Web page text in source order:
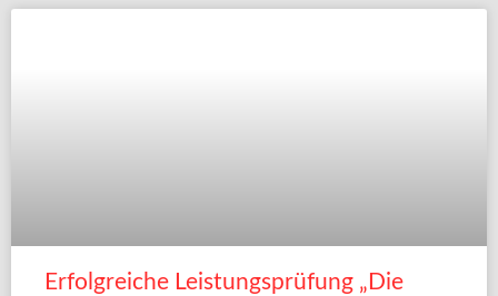
Erfolgreiche Leistungsprüfung „Die